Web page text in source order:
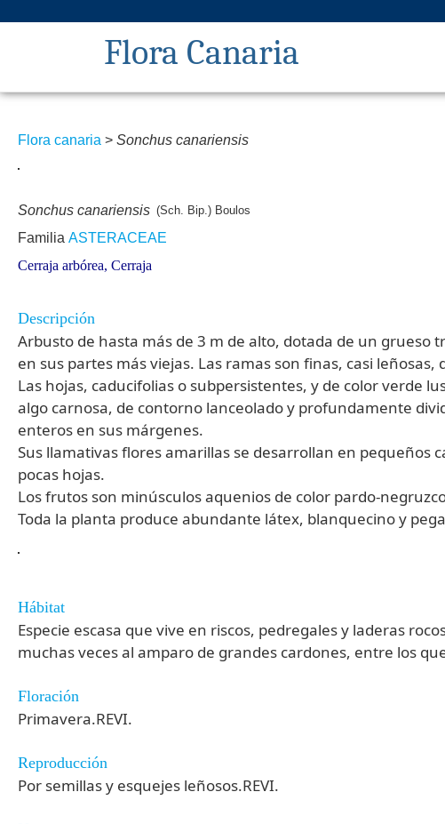
Flora Canaria
Flora canaria > Sonchus canariensis
Sonchus canariensis (Sch. Bip.) Boulos
Familia ASTERACEAE
Cerraja arbórea, Cerraja
Descripción
Arbusto de hasta más de 3 m de alto, dotada de un
en sus partes más viejas. Las ramas son finas, casi
Las hojas, caducifolias o subpersistentes, y de color verde
algo carnosa, de contorno lanceolado y profundamente
enteros en sus márgenes.
Sus llamativas flores amarillas se desarrollan en
pocas hojas.
Los frutos son minúsculos aquenios de color pardo-
Toda la planta produce abundante látex, blanquecino y
Hábitat
Especie escasa que vive en riscos, pedregales y laderas
muchas veces al amparo de grandes cardones, entre los
Floración
Primavera.REVI.
Reproducción
Por semillas y esquejes leñosos.REVI.